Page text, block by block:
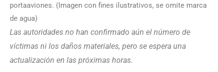
portaaviones. (Imagen con fines ilustrativos, se omite marca
de agua)
Las autoridades no han confirmado aún el número de
víctimas ni los daños materiales, pero se espera una
actualización en las próximas horas.